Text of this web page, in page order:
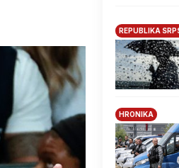
REPUBLIKA
HRONIKA